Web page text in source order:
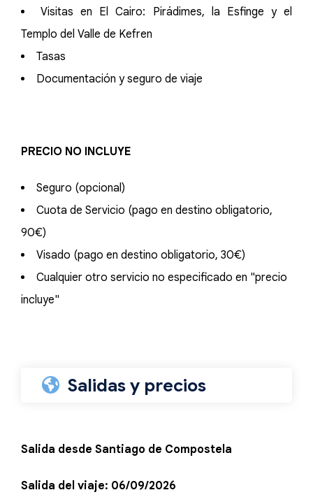
Visitas en El Cairo: Pirádimes, la Esfinge y el
Templo del Valle de Kefren
Tasas
Documentación y seguro de viaje
PRECIO NO INCLUYE
Seguro (opcional)
Cuota de Servicio (pago en destino obligatorio,
90€)
Visado (pago en destino obligatorio, 30€)
Cualquier otro servicio no especificado en "precio
incluye"
Salidas y precios
Salida desde Santiago de Compostela
Salida del viaje: 06/09/2026